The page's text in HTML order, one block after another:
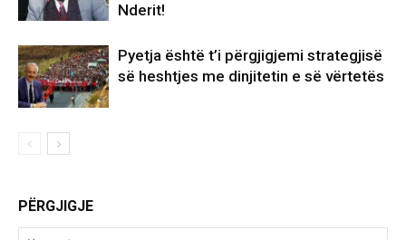
Nderit!
Pyetja është t’i përgjigjemi strategjisë
së heshtjes me dinjitetin e së vërtetës
PËRGJIGJE